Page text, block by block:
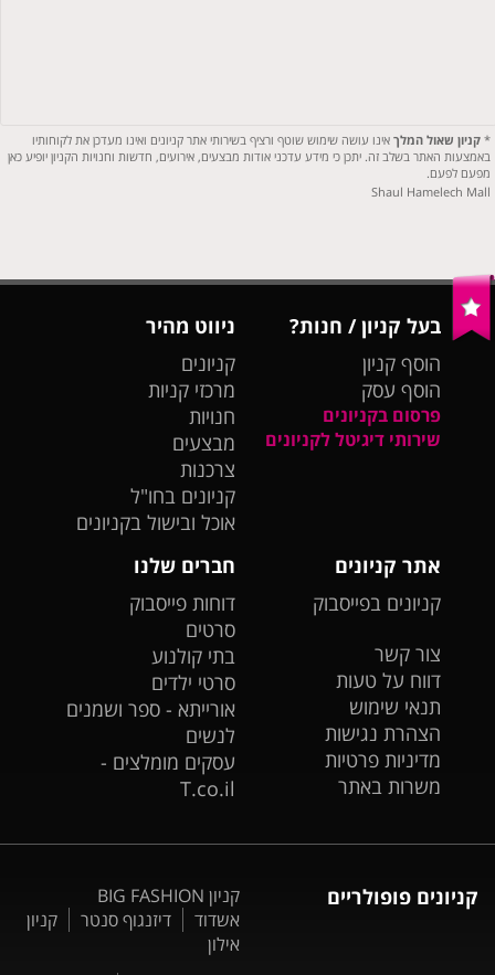
*קניון שאול המלך אינו עושה שימוש שוטף ורציף בשירותי אתר קניונים ואינו מעדכן את לקוחותיו
באמצעות האתר בשלב זה. יתכן כי מידע עדכני אודות מבצעים, אירועים, חדשות וחנויות הקניון יופיע כאן
מפעם לפעם.
Shaul Hamelech Mall
בעל קניון / חנות?
הוסף קניון
הוסף עסק
פרסום בקניונים
שירותי דיגיטל לקניונים
ניווט מהיר
קניונים
מרכזי קניות
חנויות
מבצעים
צרכנות
קניונים בחו"ל
אוכל ובישול בקניונים
אתר קניונים
קניונים בפייסבוק
צור קשר
דווח על טעות
תנאי שימוש
הצהרת נגישות
מדיניות פרטיות
משרות באתר
חברים שלנו
דוחות פייסבוק
סרטים
בתי קולנוע
סרטי ילדים
אורייתא - ספר ושמנים
לנשים
עסקים מומלצים -
T.co.il
קניונים פופולריים
קניון BIG FASHION
אשדוד
דיזנגוף סנטר
קניון
אילון